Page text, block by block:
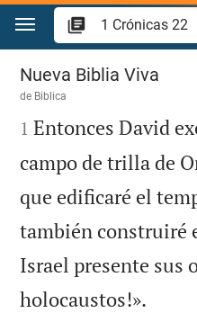
Ir a un contenido
1 Crónicas 22
Nueva Biblia Viva
de Biblica

1 Entonces David
campo de trilla de
que edificaré el
también construiré
Israel presente sus
holocaustos!».